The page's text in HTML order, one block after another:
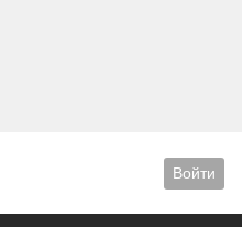
Войти